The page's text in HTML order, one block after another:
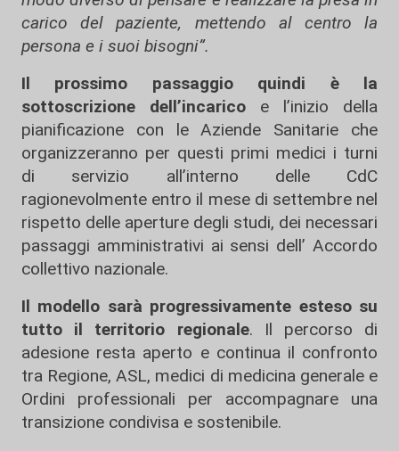
carico del paziente, mettendo al centro la
persona e i suoi bisogni”.
Il prossimo passaggio quindi è la
sottoscrizione dell’incarico e l’inizio della
pianificazione con le Aziende Sanitarie che
organizzeranno per questi primi medici i turni
di servizio all’interno delle CdC
ragionevolmente entro il mese di settembre nel
rispetto delle aperture degli studi, dei necessari
passaggi amministrativi ai sensi dell’ Accordo
collettivo nazionale.
Il modello sarà progressivamente esteso su
tutto il territorio regionale. Il percorso di
adesione resta aperto e continua il confronto
tra Regione, ASL, medici di medicina generale e
Ordini professionali per accompagnare una
transizione condivisa e sostenibile.